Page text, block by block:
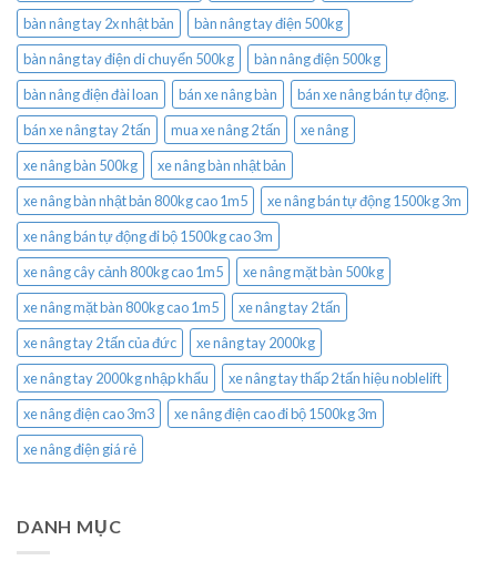
bàn nâng tay 2x nhật bản
bàn nâng tay điện 500kg
bàn nâng tay điện di chuyển 500kg
bàn nâng điện 500kg
bàn nâng điện đài loan
bán xe nâng bàn
bán xe nâng bán tự động.
bán xe nâng tay 2 tấn
mua xe nâng 2 tấn
xe nâng
xe nâng bàn 500kg
xe nâng bàn nhật bản
xe nâng bàn nhật bản 800kg cao 1m5
xe nâng bán tự động 1500kg 3m
xe nâng bán tự động đi bộ 1500kg cao 3m
xe nâng cây cảnh 800kg cao 1m5
xe nâng mặt bàn 500kg
xe nâng mặt bàn 800kg cao 1m5
xe nâng tay 2 tấn
xe nâng tay 2 tấn của đức
xe nâng tay 2000kg
xe nâng tay 2000kg nhập khẩu
xe nâng tay thấp 2 tấn hiệu noblelift
xe nâng điện cao 3m3
xe nâng điện cao đi bộ 1500kg 3m
xe nâng điện giá rẻ
DANH MỤC